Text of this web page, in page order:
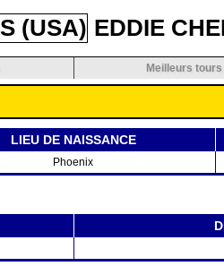
EDDIE
Meilleurs tours
LIEU DE NAISSANCE
Phoenix